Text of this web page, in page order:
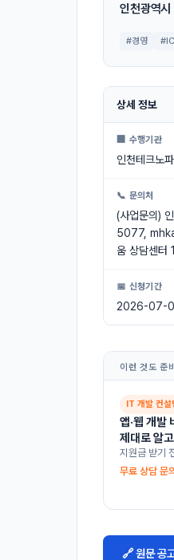
인천광역시
#경영
상세 정보
🏢 수행기관
인천테크노
📞 문의처
(사업문의)
5077,
움 상담센
📅 신청기간
2026-07-
이런 것도 준
IT 개발 컨설
앱·웹 개발
제대로 알
지원금 받기
무료 상담 문
🔗 원문 공